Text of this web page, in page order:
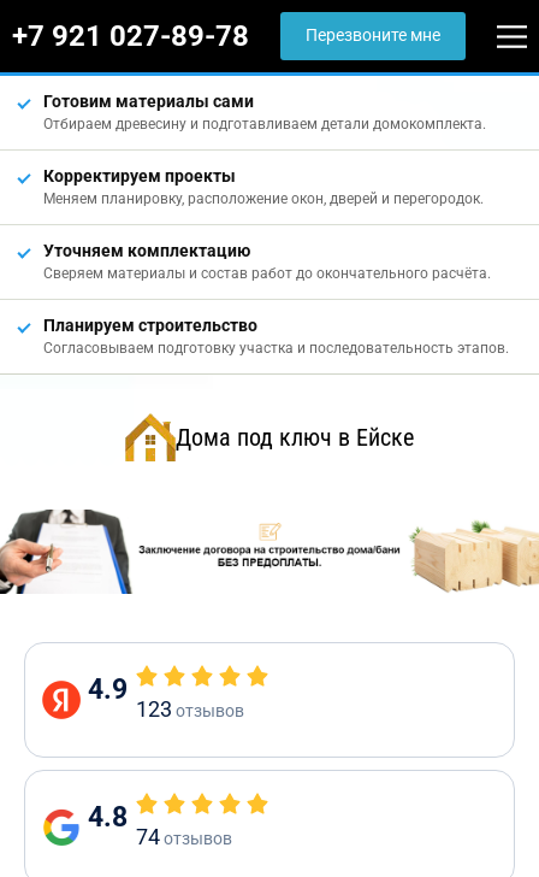
+7 921 027-89-78 Перезвоните мне
Готовим материалы сами
Отбираем древесину и подготавливаем детали домокомплекта.
Корректируем проекты
Меняем планировку, расположение окон, дверей и перегородок.
Уточняем комплектацию
Сверяем материалы и состав работ до окончательного расчёта.
Планируем строительство
Согласовываем подготовку участка и последовательность этапов.
Дома под ключ в Ейске
4.9
123 отзывов
4.8
74отзывов